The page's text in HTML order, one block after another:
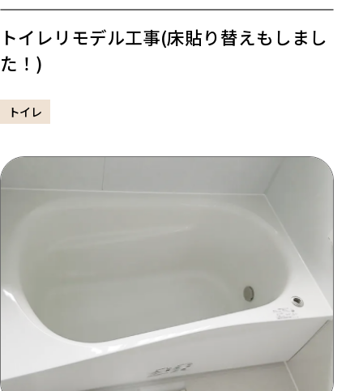
トイレリモデル工事(床貼り替えもしまし
た！)
トイレ